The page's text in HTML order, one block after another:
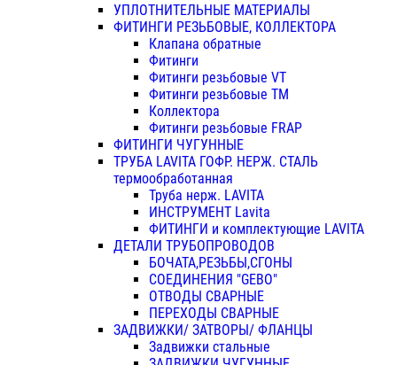
УПЛОТНИТЕЛЬНЫЕ МАТЕРИАЛЫ
ФИТИНГИ РЕЗЬБОВЫЕ, КОЛЛЕКТОРА
Клапана обратные
Фитинги
Фитинги резьбовые VT
Фитинги резьбовые ТМ
Коллектора
Фитинги резьбовые FRAP
ФИТИНГИ ЧУГУННЫЕ
ТРУБА LAVITA ГОФР. НЕРЖ. СТАЛЬ
термообработанная
Труба нерж. LAVITA
ИНСТРУМЕНТ Lavita
ФИТИНГИ и комплектующие LAVITA
ДЕТАЛИ ТРУБОПРОВОДОВ
БОЧАТА,РЕЗЬБЫ,СГОНЫ
СОЕДИНЕНИЯ "GEBO"
ОТВОДЫ СВАРНЫЕ
ПЕРЕХОДЫ СВАРНЫЕ
ЗАДВИЖКИ/ ЗАТВОРЫ/ ФЛАНЦЫ
Задвижки стальные